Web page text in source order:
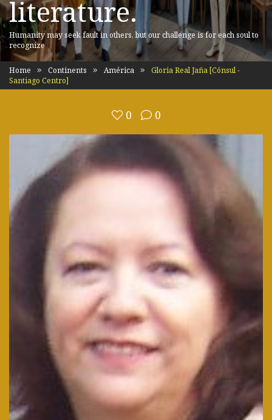
literature.
Humanity may seek fault in others, but our challenge is for each soul to
recognize
Home Continents América
Gloria Real Jaña [Cónsul -
Santiago Centro]
0 0